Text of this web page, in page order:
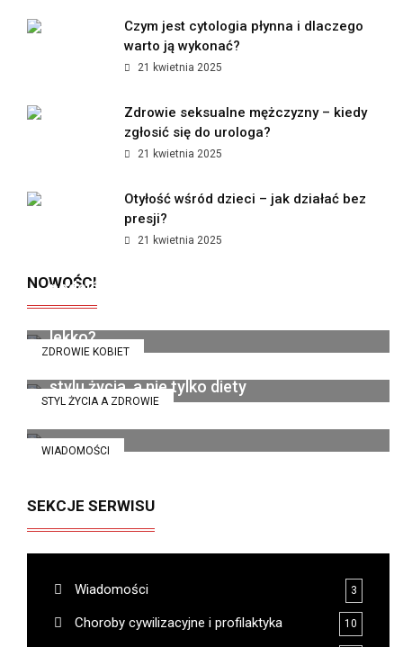
Czym jest cytologia płynna i dlaczego
warto ją wykonać?
21 kwietnia 2025
Zdrowie seksualne mężczyzny – kiedy
zgłosić się do urologa?
21 kwietnia 2025
Otyłość wśród dzieci – jak działać bez
presji?
21 kwietnia 2025
NOWOŚCI
ZDROWIE KOBIET
podejście do kobiecego wellness?
STYL ŻYCIA A ZDROWIE
Dieta pudełkowa bez glutenu i laktozy - kiedy
organizm wreszcie zaczyna funkcjonować
lekko?
WIADOMOŚCI
stylu życia, a nie tylko diety
SEKCJE SERWISU
Wiadomości 3
Choroby cywilizacyjne i profilaktyka 10